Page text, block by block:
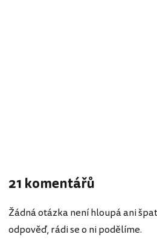
21 komentářů
Žádná otázka není hloupá ani
odpověď, rádi se o ni podělíme.